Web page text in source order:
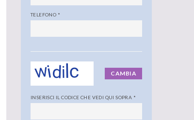
TELEFONO *
CAMBIA
INSERISCI IL CODICE CHE VEDI QUI SOPRA *